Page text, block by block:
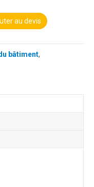
au devis
bâtiment,